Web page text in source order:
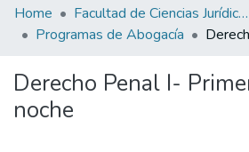
Communities
&
All of RI USI
Home
Facultad de Ciencias Jurídicas y de la Administración
Programas de Abogacía
Derecho Penal I-
noche